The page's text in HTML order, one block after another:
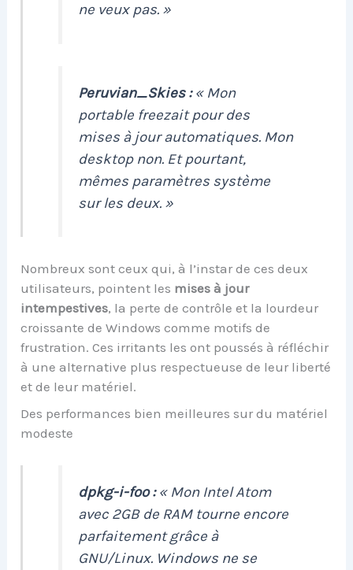
ne veux pas. »
Peruvian_Skies :« Mon
portable freezait pour des
mises à jour automatiques. Mon
desktop non. Et pourtant,
mêmes paramètres système
sur les deux. »
Nombreux sont ceux qui, à l’instar de ces deux
utilisateurs, pointent les mises à jour
intempestives, la perte de contrôle et la lourdeur
croissante de Windows comme motifs de
frustration. Ces irritants les ont poussés à réfléchir
à une alternative plus respectueuse de leur liberté
et de leur matériel.
Des performances bien meilleures sur du matériel
modeste
dpkg-i-foo :« Mon Intel Atom
avec 2GB de RAM tourne encore
parfaitement grâce à
GNU/Linux. Windows ne se